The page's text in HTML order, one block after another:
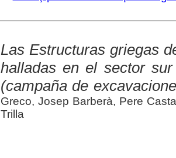
Las Estructuras griegas
halladas en el sector
(campaña de
Greco, Josep Barberà, Pere
Trilla